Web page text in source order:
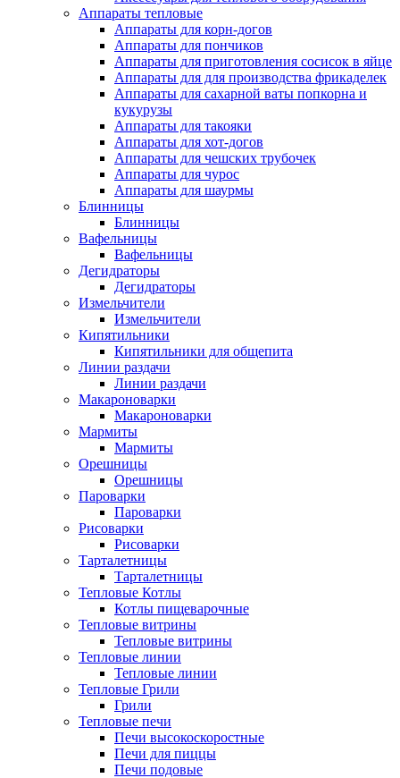
Аппараты тепловые
Аппараты для корн-догов
Аппараты для пончиков
Аппараты для приготовления сосисок в яйце
Аппараты для для производства фрикаделек
Аппараты для сахарной ваты попкорна и
кукурузы
Аппараты для такояки
Аппараты для хот-догов
Аппараты для чешских трубочек
Аппараты для чурос
Аппараты для шаурмы
Блинницы
Блинницы
Вафельницы
Вафельницы
Дегидраторы
Дегидраторы
Измельчители
Измельчители
Кипятильники
Кипятильники для общепита
Линии раздачи
Линии раздачи
Макароноварки
Макароноварки
Мармиты
Мармиты
Орешницы
Орешницы
Пароварки
Пароварки
Рисоварки
Рисоварки
Тарталетницы
Тарталетницы
Тепловые Котлы
Котлы пищеварочные
Тепловые витрины
Тепловые витрины
Тепловые линии
Тепловые линии
Тепловые Грили
Грили
Тепловые печи
Печи высокоскоростные
Печи для пиццы
Печи подовые